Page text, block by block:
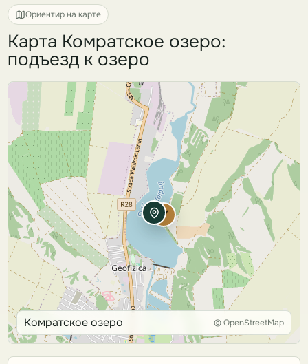
Ориентир на карте
Карта Комратское озеро:
подъезд к озеро
Комратское озеро © OpenStreetMap